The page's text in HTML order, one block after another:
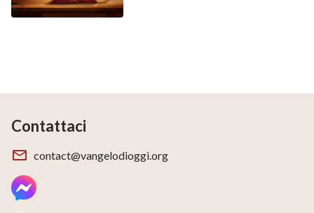
Contattaci
contact@vangelodioggi.org